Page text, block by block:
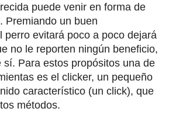
puede venir en forma de
Premiando un buen
perro evitará poco a poco dejará
no le reporten ningún beneficio,
sí. Para estos propósitos una de
es el clicker, un pequeño
característico (un click), que
métodos.